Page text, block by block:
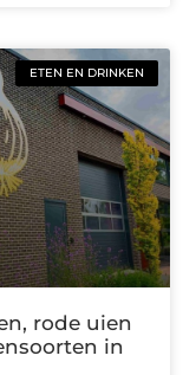
ETEN EN DRINKEN
rode uien
in